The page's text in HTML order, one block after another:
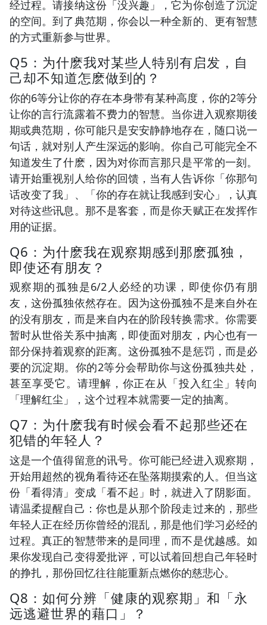
经过程。请接纳这份「没兴趣」，它为你创造了沉淀
的空间。到了典范期，你会以一种全新的、更有智慧
的方式重新参与世界。
Q5：为什麽我对某些人特别有启发，自
己却不知道怎麽做到的？
你的6等分让你的存在本身带有某种高度，你的2等分
让你的言行流露着不费力的智慧。当你进入观察期後
期或典范期，你可能只是安安静静地存在，随口说一
句话，就对别人产生深远的影响。你自己可能完全不
知道发生了什麽，因为对你而言那只是平常的一刻。
请开始重视别人给你的回馈，当有人告诉你「你那句
话改变了我」、「你的存在就让我感到安心」，认真
对待这些讯息。那不是客套，而是你天赋正在发挥作
用的证据。
Q6：为什麽我在观察期感到那麽孤独，
即使还有朋友？
观察期的孤独是6/2人必经的功课，即使你仍有朋
友，这份孤独依然存在。因为这份孤独不是来自外在
的没有朋友，而是来自内在的阶段转换需求。你需要
暂时从世俗关系中抽离，即使面对朋友，内心也有一
部分保持着观察的距离。这份孤独不是惩罚，而是必
要的沉淀期。你的2等分会帮助你与这份孤独共处，
甚至享受它。请理解，你正在从「投入红尘」转向
「理解红尘」，这个过程本就需要一定的抽离。
Q7：为什麽我有时候会看不起那些还在
犯错的年轻人？
这是一个值得留意的讯号。你可能已经进入观察期，
开始用超然的视角看待还在坠落期摸索的人。但当这
份「看得清」变成「看不起」时，就进入了阴影面。
请温柔提醒自己：你也是从那个阶段走过来的，那些
年轻人正在经历你曾经的混乱，那是他们学习必经的
过程。真正的智慧带来的是同理，而不是优越感。如
果你发现自己变得爱批评，可以试着回想自己年轻时
的挣扎，那份回忆往往能重新点燃你的慈悲心。
Q8：如何分辨「健康的观察期」和「永
远逃避世界的藉口」？